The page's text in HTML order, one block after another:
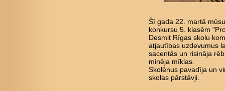
Šī gada 22. martā
konkursu 5. klasēm
Desmit Rīgas skolu
atjautības uzdevumus
sacentās un risināja
minēja mīklas.
Skolēnus pavadīja un
skolas pārstāvji.